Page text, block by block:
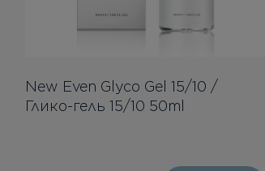
New Even Glyco Gel 15/10 /
Глико-гель 15/10 50ml